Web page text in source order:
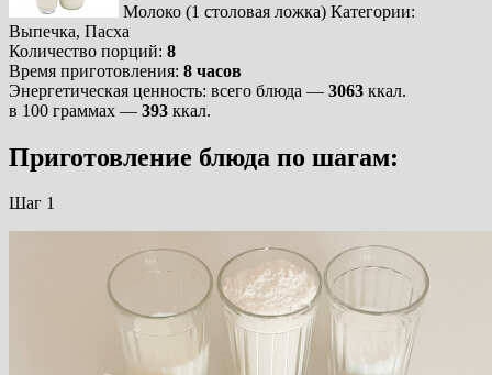
Молоко (1 столовая ложка) Категории:
Выпечка, Пасха
Количество порций: 8
Время приготовления: 8 часов
Энергетическая ценность: всего блюда — 3063 ккал.
в 100 граммах — 393 ккал.
Приготовление блюда по шагам:
Шаг 1